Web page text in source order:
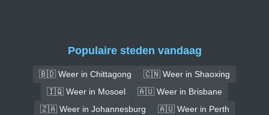
Populaire steden vandaag
🇧🇩 Weer in Chittagong
🇨🇳 Weer in Shaoxing
🇮🇶 Weer in Mosoel
🇦🇺 Weer in Brisbane
🇿🇦 Weer in Johannesburg
🇦🇺 Weer in Perth